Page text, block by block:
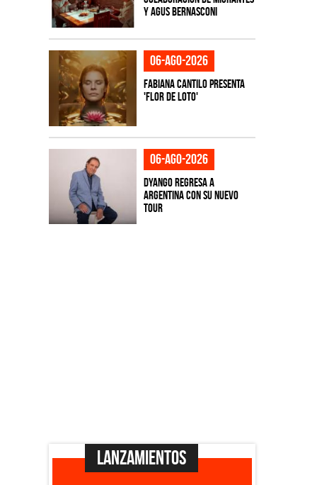
y Agus Bernasconi
06-ago-2026
Fabiana Cantilo presenta
'Flor de Loto'
06-ago-2026
Dyango regresa a
Argentina con su nuevo
tour
Lanzamientos